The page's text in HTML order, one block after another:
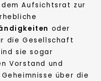
Aufsichtsrat zur
oder
die Gesellschaft
sie sogar
Vorstand und
über die